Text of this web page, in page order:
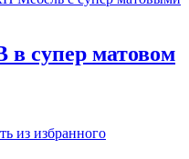
в супер матовом
из избранного